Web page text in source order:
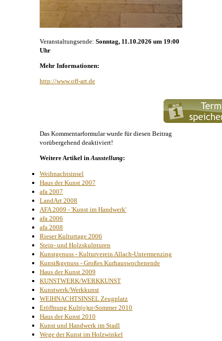
Veranstaltungsende: Sonntag, 11.10.2026 um 19:00
Uhr
Mehr Informationen:
http://www.off-art.de
Das Kommentarformular wurde für diesen Beitrag
vorübergehend deaktiviert!
Weitere Artikel inAusstellung:
Weihnachtsinsel
Haus der Kunst 2007
afa 2007
LandArt 2008
AFA 2009 - 'Kunst im Handwerk'
afa 2006
afa 2008
Rieser Kulturtage 2006
Stein- und Holzskulpturen
Kunstgenuss - Kulturverein Allach-Untermenzing
Kunst&genuss - Großes Kurhauswochenende
Haus der Kunst 2009
KUNSTWERK/WERKKUNST
Kunstwerk/Werkkunst
WEIHNACHTSINSEL Zeugplatz
Eröffnung Kult(o)ur-Sommer 2010
Haus der Kunst 2010
Kunst und Handwerk im Stadl
Wege der Kunst im Holzwinkel